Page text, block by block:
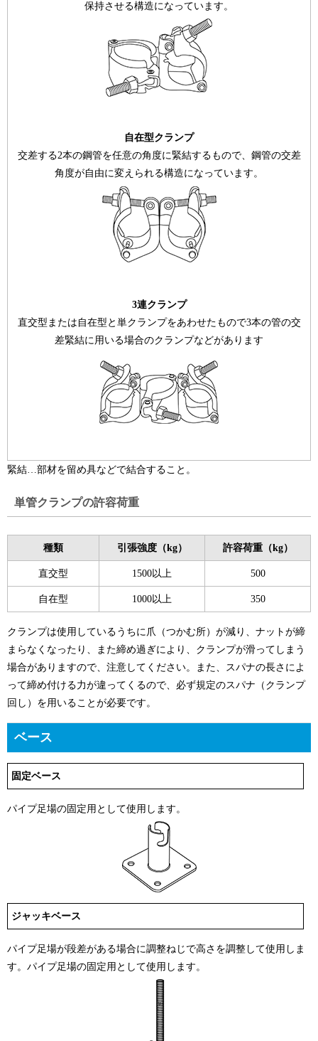
保持させる構造になっています。
自在型クランプ
交差する2本の鋼管を任意の角度に緊結するもので、鋼管の交差
角度が自由に変えられる構造になっています。
3連クランプ
直交型または自在型と単クランプをあわせたもので3本の管の交
差緊結に用いる場合のクランプなどがあります
緊結…部材を留め具などで結合すること。
単管クランプの許容荷重
種類 引張強度（kg） 許容荷重（kg）
直交型 1500以上 500
自在型 1000以上 350
クランプは使用しているうちに爪（つかむ所）が減り、ナットが締
まらなくなったり、また締め過ぎにより、クランプが滑ってしまう
場合がありますので、注意してください。また、スパナの長さによ
って締め付ける力が違ってくるので、必ず規定のスパナ（クランプ
回し）を用いることが必要です。
ベース
固定ベース
パイプ足場の固定用として使用します。
ジャッキベース
パイプ足場が段差がある場合に調整ねじで高さを調整して使用しま
す。パイプ足場の固定用として使用します。